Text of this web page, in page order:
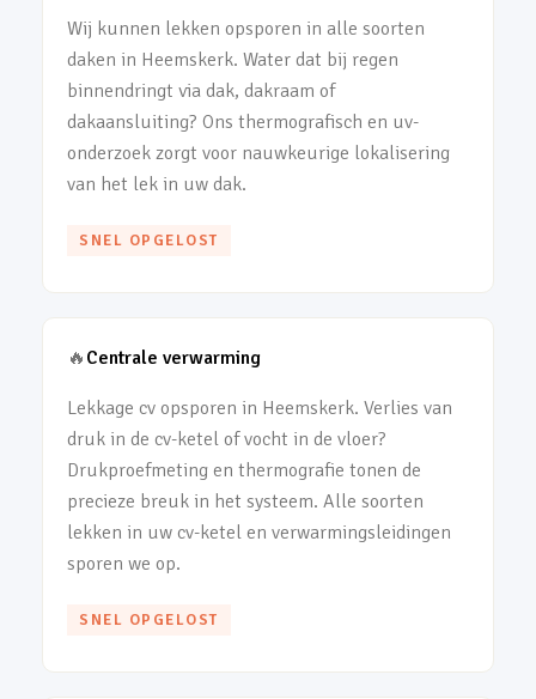
Wij kunnen lekken opsporen in alle soorten
daken in Heemskerk. Water dat bij regen
binnendringt via dak, dakraam of
dakaansluiting? Ons thermografisch en uv-
onderzoek zorgt voor nauwkeurige lokalisering
van het lek in uw dak.
SNEL OPGELOST
🔥 Centrale verwarming
Lekkage cv opsporen in Heemskerk. Verlies van
druk in de cv-ketel of vocht in de vloer?
Drukproefmeting en thermografie tonen de
precieze breuk in het systeem. Alle soorten
lekken in uw cv-ketel en verwarmingsleidingen
sporen we op.
SNEL OPGELOST